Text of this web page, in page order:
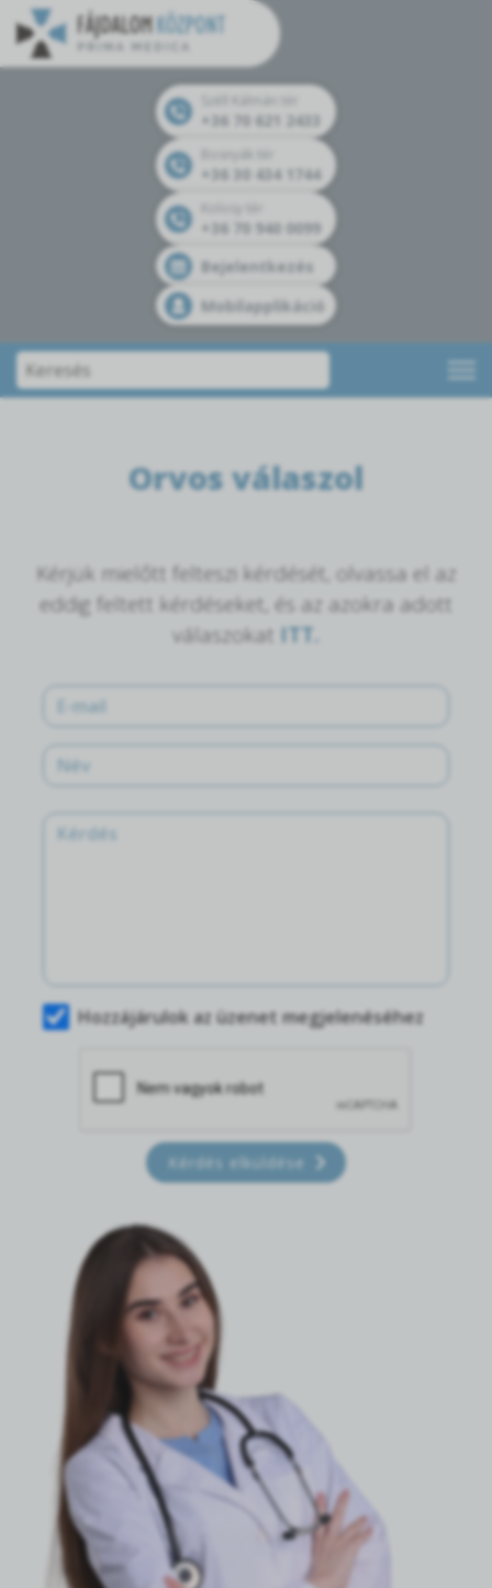
+36 70 621 2433
+36 30 434 1744
+36 70 940 0099
Bejelentkezés
Mobilapplikáció
Orvos válaszol
Kérjük mielőtt felteszi kérdését, olvassa el az
eddig feltett kérdéseket, és az azokra adott
válaszokat ITT.
Hozzájárulok az üzenet megjelenéséhez
Kérdés elküldése